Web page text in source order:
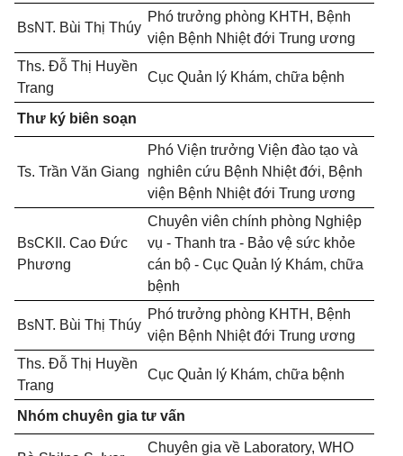
BsNT. Bùi Thị Thúy
Phó trưởng phòng KHTH, Bệnh
viện Bệnh Nhiệt đới Trung ương
Ths. Đỗ Thị Huyền
Trang
Cục Quản lý Khám, chữa bệnh
Thư ký biên soạn
Ts. Trần Văn Giang
Phó Viện trưởng Viện đào tạo và
nghiên cứu Bệnh Nhiệt đới, Bệnh
viện Bệnh Nhiệt đới Trung ương
BsCKII. Cao Đức
Phương
Chuyên viên chính phòng Nghiệp
vụ - Thanh tra - Bảo vệ sức khỏe
cán bộ - Cục Quản lý Khám, chữa
bệnh
BsNT. Bùi Thị Thúy
Phó trưởng phòng KHTH, Bệnh
viện Bệnh Nhiệt đới Trung ương
Ths. Đỗ Thị Huyền
Trang
Cục Quản lý Khám, chữa bệnh
Nhóm chuyên gia tư vấn
Chuyên gia về Laboratory, WHO